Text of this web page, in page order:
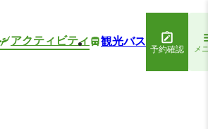
アクティビティ 観光バス
予約確認 メ